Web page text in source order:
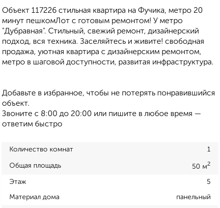
Объект 117226 стильная квартира на Фучика, метро 20
минут пешкомЛот с готовым ремонтом! У метро
"Дубравная". Стильный, свежий ремонт, дизайнерский
подход, вся техника. Заселяйтесь и живите! свободная
продажа, уютная квартира с дизайнерским ремонтом,
метро в шаговой доступности, развитая инфраструктура.
Добавьте в избранное, чтобы не потерять понравившийся
объект.
Звоните с 8:00 до 20:00 или пишите в любое время —
ответим быстро
Количество комнат 1
Общая площадь 50 м2
Этаж 5
Материал дома панельный